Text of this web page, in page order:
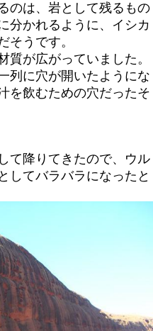
のは、岩として残るもの
分かれるように、イシカ
そうです。
質が広がっていました。
列に穴が開いたようにな
を飲むための穴だったそ
て降りてきたので、ウル
してバラバラになったと